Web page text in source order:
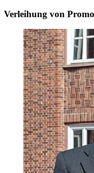
Verleihung von